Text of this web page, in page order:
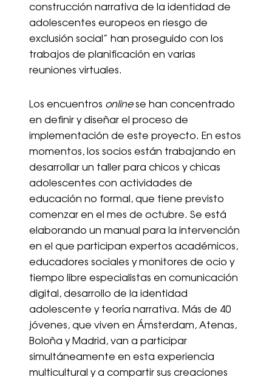
construcción narrativa de la identidad de
adolescentes europeos en riesgo de
exclusión social” han proseguido con los
trabajos de planificación en varias
reuniones virtuales.
Los encuentros onlinese han concentrado
en definir y diseñar el proceso de
implementación de este proyecto. En estos
momentos, los socios están trabajando en
desarrollar un taller para chicos y chicas
adolescentes con actividades de
educación no formal, que tiene previsto
comenzar en el mes de octubre. Se está
elaborando un manual para la intervención
en el que participan expertos académicos,
educadores sociales y monitores de ocio y
tiempo libre especialistas en comunicación
digital, desarrollo de la identidad
adolescente y teoría narrativa. Más de 40
jóvenes, que viven en Ámsterdam, Atenas,
Boloña y Madrid, van a participar
simultáneamente en esta experiencia
multicultural y a compartir sus creaciones